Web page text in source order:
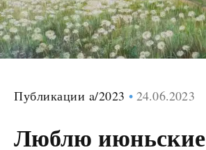
Публикации a/2023 24.06.2023
Люблю июньские